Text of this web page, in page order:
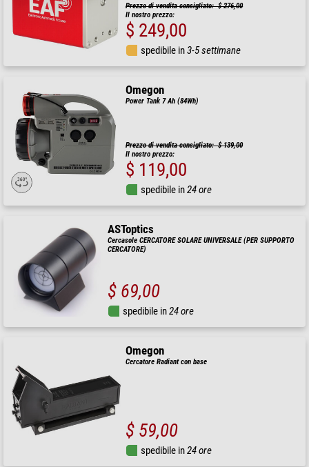
Prezzo di vendita consigliato: $ 276,00
Il nostro prezzo:
$ 249,00
spedibile in3-5 settimane
Omegon
Power Tank 7 Ah (84Wh)
Prezzo di vendita consigliato: $ 139,00
Il nostro prezzo:
$ 119,00
spedibile in24 ore
ASToptics
Cercasole CERCATORE SOLARE UNIVERSALE (PER SUPPORTO
CERCATORE)
$ 69,00
spedibile in24 ore
Omegon
Cercatore Radiant con base
$ 59,00
spedibile in24 ore